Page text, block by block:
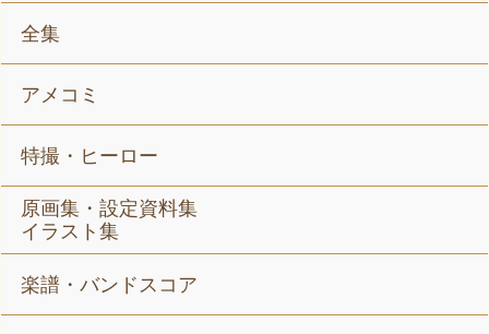
全集
アメコミ
特撮・ヒーロー
原画集・設定資料集
イラスト集
楽譜・バンドスコア